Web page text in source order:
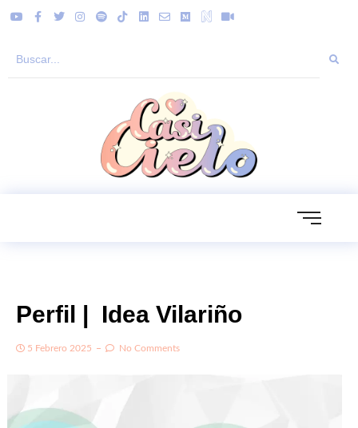
Perfil | Idea Vilariño
5 Febrero 2025 No Comments